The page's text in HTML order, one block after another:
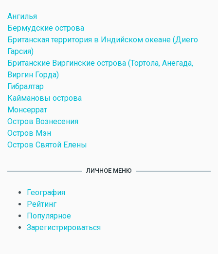
Ангилья
Бермудские острова
Британская территория в Индийском океане (Диего
Гарсия)
Британские Виргинские острова (Тортола, Анегада,
Виргин Горда)
Гибралтар
Каймановы острова
Монсеррат
Остров Вознесения
Остров Мэн
Остров Святой Елены
ЛИЧНОЕ МЕНЮ
География
Рейтинг
Популярное
Зарегистрироваться